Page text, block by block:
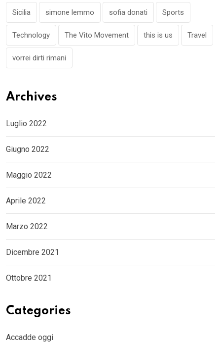
Sicilia simone lemmo sofia donati Sports
Technology The Vito Movement this is us Travel
vorrei dirti rimani
Archives
Luglio 2022
Giugno 2022
Maggio 2022
Aprile 2022
Marzo 2022
Dicembre 2021
Ottobre 2021
Categories
Accadde oggi